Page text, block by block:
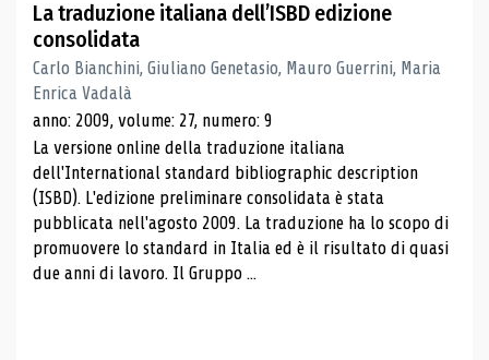
La traduzione italiana dell’ISBD edizione
consolidata
Carlo Bianchini, Giuliano Genetasio, Mauro Guerrini, Maria
Enrica Vadalà
anno: 2009, volume: 27, numero: 9
La versione online della traduzione italiana
dell'International standard bibliographic description
(ISBD). L'edizione preliminare consolidata è stata
pubblicata nell'agosto 2009. La traduzione ha lo scopo di
promuovere lo standard in Italia ed è il risultato di quasi
due anni di lavoro. Il Gruppo ...